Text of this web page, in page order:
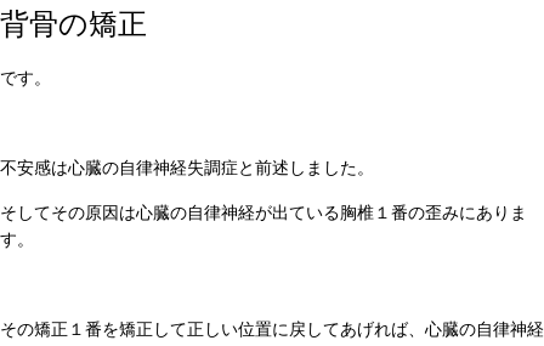
背骨の矯正
です。
不安感は心臓の自律神経失調症と前述しました。
そしてその原因は心臓の自律神経が出ている胸椎１番の歪みにありま
す。
その矯正１番を矯正して正しい位置に戻してあげれば、心臓の自律神経